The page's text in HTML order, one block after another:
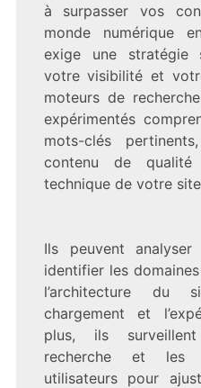
à surpasser vos
monde numérique
exige une stratégie
votre visibilité et
moteurs de
expérimentés
mots-clés
contenu de qualité
technique de votre
Ils peuvent
identifier les
l’architecture
chargement et
plus, ils
recherche et les
utilisateurs pour